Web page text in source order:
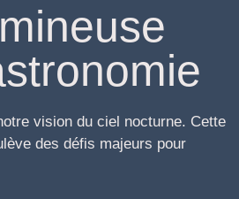
vision du ciel nocturne. Cette
des défis majeurs pour